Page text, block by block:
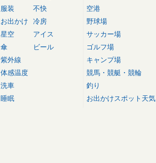
服装
お出かけ
星空
傘
紫外線
体感温度
洗車
睡眠
不快
冷房
アイス
ビール
空港
野球場
サッカー場
ゴルフ場
キャンプ場
競馬・競艇・競輪
釣り
お出かけスポット天気